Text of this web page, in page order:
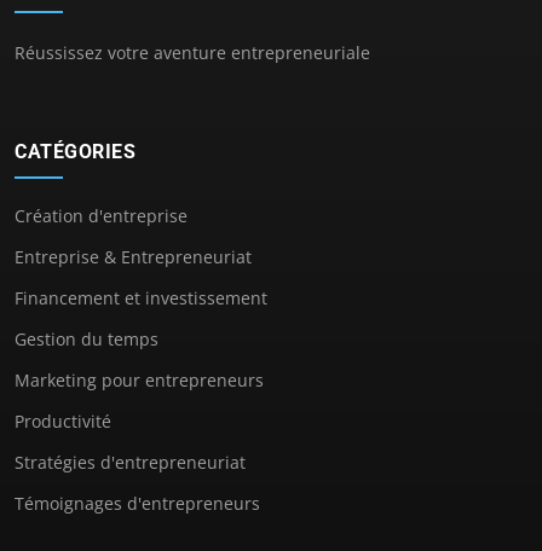
Réussissez votre aventure entrepreneuriale
CATÉGORIES
Création d'entreprise
Entreprise & Entrepreneuriat
Financement et investissement
Gestion du temps
Marketing pour entrepreneurs
Productivité
Stratégies d'entrepreneuriat
Témoignages d'entrepreneurs